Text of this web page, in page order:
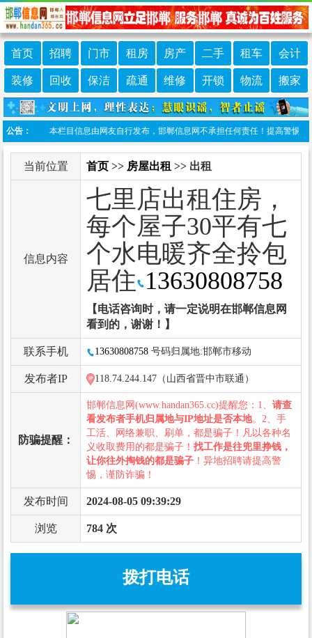
首页 招聘 门市 租房 房产 二手 租车 会计
装修 回收 保洁 疏通 维修 开锁 物流 搬家
公告：
免责声明：本栏目信息由网友自行发布，邯郸信息网不承担任何责任！提高警惕，
当前位置 首页 >> 房屋出租 >> 出租
信息内容
七里店出租住房，
每个屋子30平有七
个水电暖齐全拎包
居住 13630808758
【电话咨询时，请一定说明在邯郸信息网
看到的，谢谢！】
联系手机 13630808758 号码归属地:邯郸市移动
发布者IP 118.74.244.147（山西省晋中市联通）
防骗提醒：
邯郸信息网(www.handan365.cc)提醒您：1、 请查
看发布者手机归属地与IP地址是否本地。2、手
工活、网络兼职、刷单，都是骗子！凡以各种名
义收取费用的都是骗子！ 找工作是往兜里挣钱，
让你往外掏钱的都是骗子 ！异地招聘请提高警
惕，谨防诈骗！
发布时间 2024-08-05 09:39:29
浏览 784 次
拨打电话